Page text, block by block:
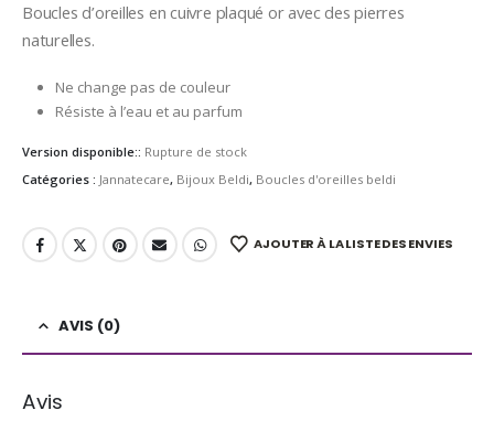
Boucles d’oreilles en cuivre plaqué or avec des pierres
naturelles.
Ne change pas de couleur
Résiste à l’eau et au parfum
Version disponible:: Rupture de stock
Catégories : Jannatecare, Bijoux Beldi, Boucles d'oreilles beldi
AJOUTER À LA LISTE DES ENVIES
AVIS (0)
Avis